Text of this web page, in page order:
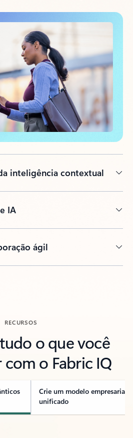
inteligência contextual
IA
ágil
RECURSOS
o que você
o Fabric IQ
Crie um modelo empresarial
unificado